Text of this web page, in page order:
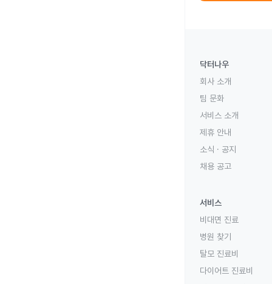
닥터나우
회사 소개
팀 문화
서비스 소개
제휴 안내
소식 · 공지
채용 공고
서비스
비대면 진료
병원 찾기
탈모 진료비
다이어트 진료비